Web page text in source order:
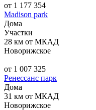
от 1 177 354
Madison park
Дома
Участки
28 км от МКАД
Новорижское
от 1 007 325
Ренессанс парк
Дома
31 км от МКАД
Новорижское